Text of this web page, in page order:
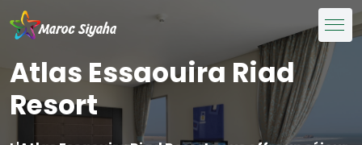
Atlas Essaouira Riad
Resort